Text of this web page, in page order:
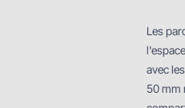
Les
avec
50 mm